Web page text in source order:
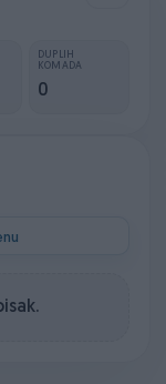
DUPLIH
KOMADA
0